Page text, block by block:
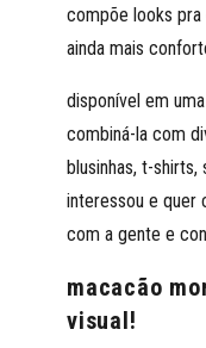
compõe looks
ainda mais
disponível em
combiná-la com
blusinhas, t-
interessou e quer
com a gente e
macacão
visual!